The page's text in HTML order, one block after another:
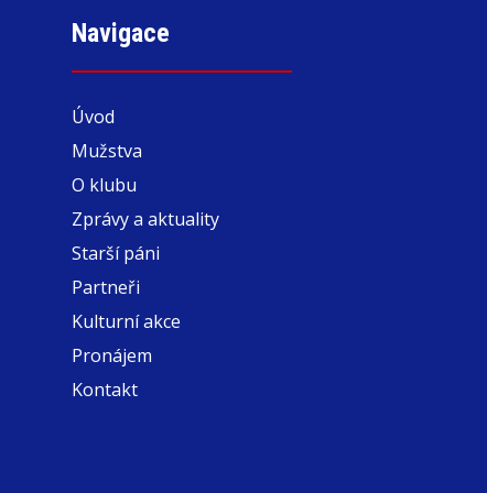
Navigace
Úvod
Mužstva
O klubu
Zprávy a aktuality
Starší páni
Partneři
Kulturní akce
Pronájem
Kontakt